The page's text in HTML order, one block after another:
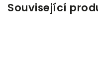
Související